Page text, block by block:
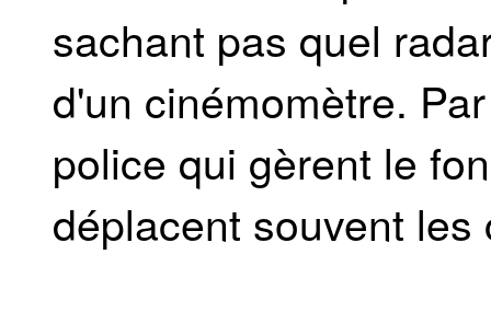
sachant pas quel
d'un cinémomètre.
police qui gèrent le
déplacent souvent